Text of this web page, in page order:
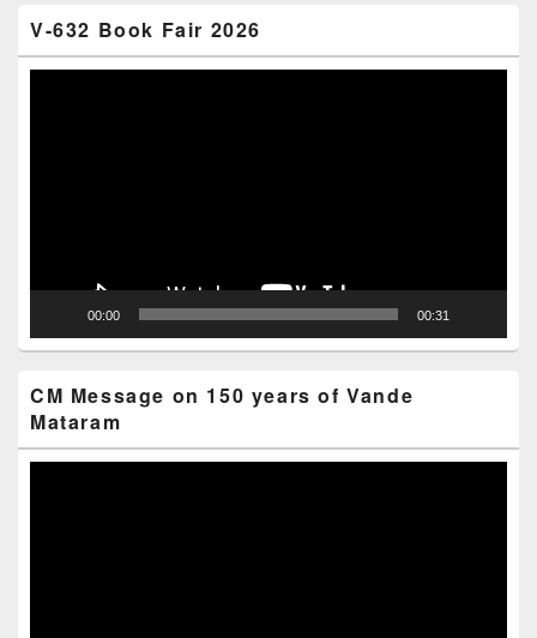
V-632 Book Fair 2026
00:00 00:31
CM Message on 150 years of Vande
Mataram